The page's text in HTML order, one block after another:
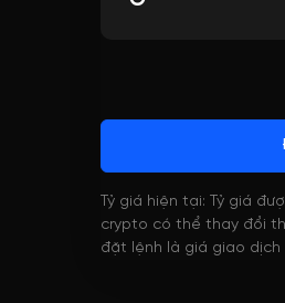
Tỷ giá hiện tại: Tỷ giá
crypto có thể thay đổi
đặt lệnh là giá giao dịch